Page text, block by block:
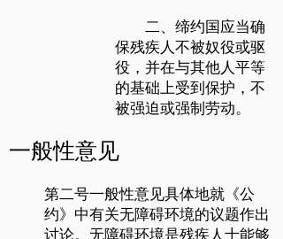
二、缔约国应当确
保残疾人不被奴役或驱
役，并在与其他人平等
的基础上受到保护，不
被强迫或强制劳动。
一般性意见
第二号一般性意见具体地就《公
约》中有关无障碍环境的议题作出
讨论。无障碍环境是残疾人士能够